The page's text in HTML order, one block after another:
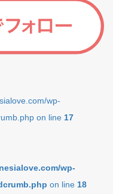
wp-
on line 17
wp-
on line 18